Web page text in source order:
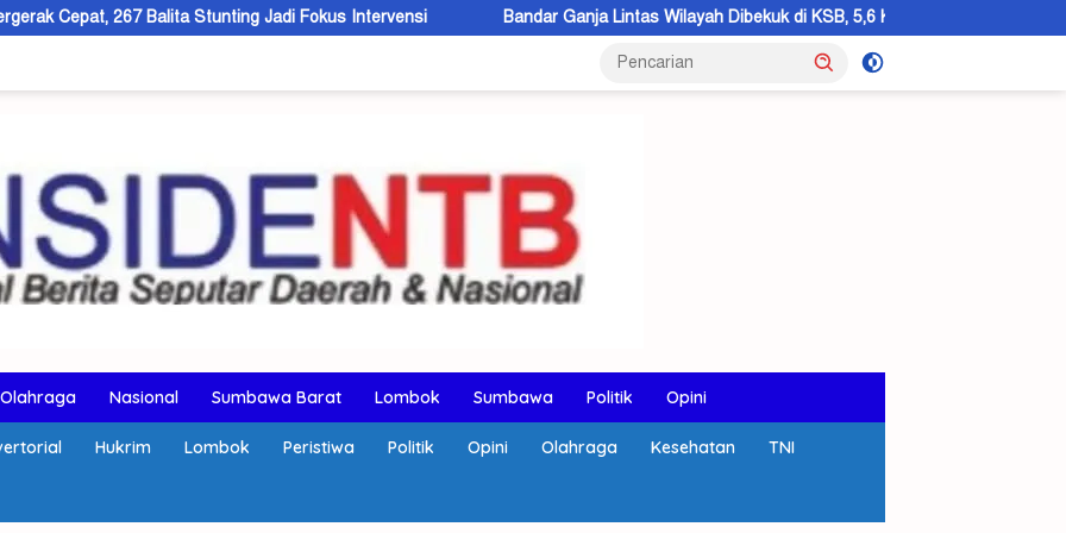
Stunting Jadi Fokus Intervensi Bandar Ganja Lintas Wilayah Dibekuk di KSB, 5,6 Kilogram Barang Bukti Disita
Olahraga Nasional Sumbawa Barat Lombok Sumbawa Politik Opini
Hukrim Lombok Peristiwa Politik Opini Olahraga Kesehatan TNI